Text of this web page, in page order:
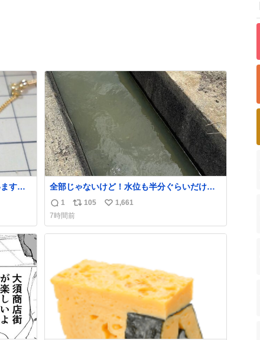
す。
た。
なか
全部じゃないけど！水位も半分ぐらいだけ
ど！水が来はじめたよ！！！ 作業してくれた
方々ありがとーーー
ー！！！！！！！！！！！！！！！！！！！
！！！！！！！
返
信
数
1
リ
ポ
ス
105
い
ね
1,661
7時間前